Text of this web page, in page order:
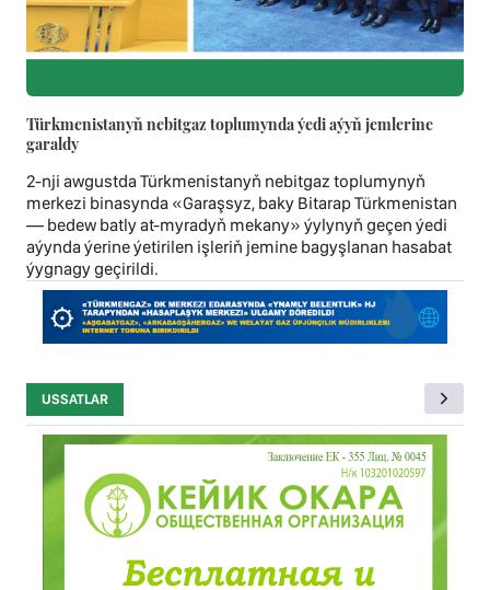
Türkmenistanyň nebitgaz toplumynda ýedi aýyň jemlerine
garaldy
2-nji awgustda Türkmenistanyň nebitgaz toplumynyň
merkezi binasynda «Garaşsyz, baky Bitarap Türkmenistan
— bedew batly at-myradyň mekany» ýylynyň geçen ýedi
aýynda ýerine ýetirilen işleriň jemine bagyşlanan hasabat
ýygnagy geçirildi.
USSATLAR